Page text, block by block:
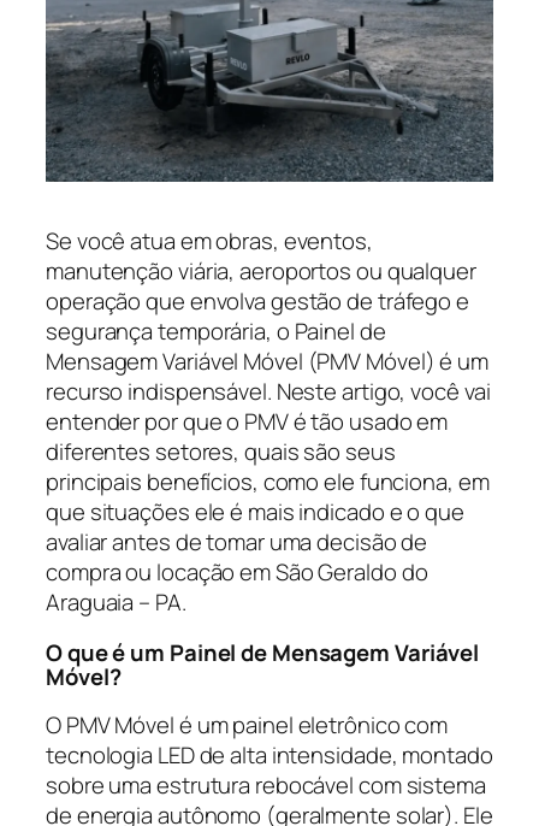
Se você atua em obras, eventos,
manutenção viária, aeroportos ou qualquer
operação que envolva gestão de tráfego e
segurança temporária, o Painel de
Mensagem Variável Móvel (PMV Móvel) é um
recurso indispensável. Neste artigo, você vai
entender por que o PMV é tão usado em
diferentes setores, quais são seus
principais benefícios, como ele funciona, em
que situações ele é mais indicado e o que
avaliar antes de tomar uma decisão de
compra ou locação em São Geraldo do
Araguaia – PA.
O que é um Painel de Mensagem Variável
Móvel?
O PMV Móvel é um painel eletrônico com
tecnologia LED de alta intensidade, montado
sobre uma estrutura rebocável com sistema
de energia autônomo (geralmente solar). Ele